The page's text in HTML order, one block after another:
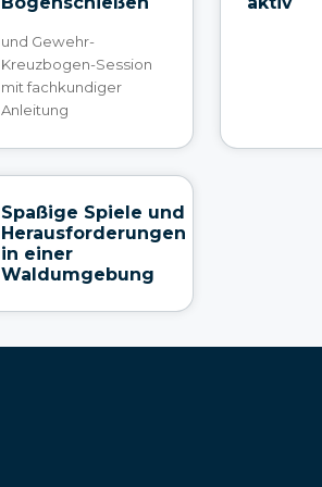
und Gewehr-
Kreuzbogen-Session
mit fachkundiger
Anleitung
Spaßige Spiele und
Herausforderungen
in einer
Waldumgebung